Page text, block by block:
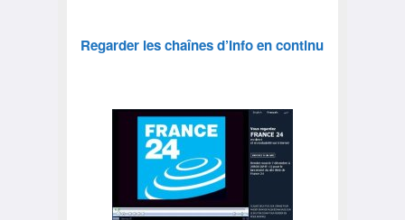
Regarder les chaînes d’Info en continu